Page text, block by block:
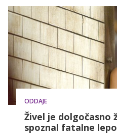
mnogim – ne le zaradi
temveč tudi zaradi njenega
in notranje lepote. Z Ano
o samosprejemanju,
tem, kaj pomeni zgraditi
samopodobo v svetu, kjer
številkah in popolnih
ODDAJE
Živel je dolgočasno
spoznal fatalne